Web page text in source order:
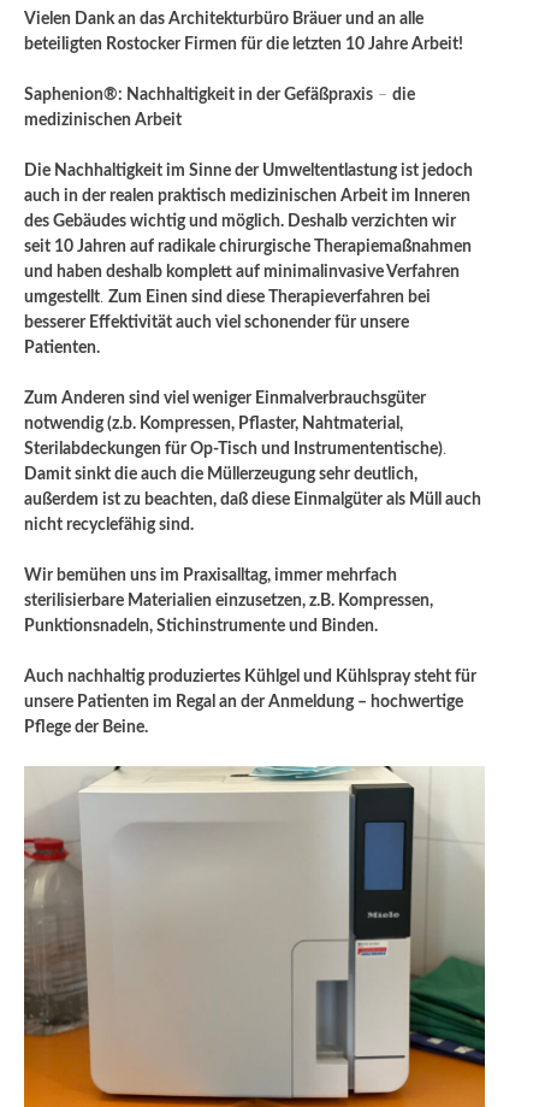
Vielen Dank an das Architekturbüro Bräuer und an alle
beteiligten Rostocker Firmen für die letzten 10 Jahre Arbeit!
Saphenion®: Nachhaltigkeit in der Gefäßpraxis – die
medizinischen Arbeit
Die Nachhaltigkeit im Sinne der Umweltentlastung ist jedoch
auch in der realen praktisch medizinischen Arbeit im Inneren
des Gebäudes wichtig und möglich. Deshalb verzichten wir
seit 10 Jahren auf radikale chirurgische Therapiemaßnahmen
und haben deshalb komplett auf minimalinvasive Verfahren
umgestellt. Zum Einen sind diese Therapieverfahren bei
besserer Effektivität auch viel schonender für unsere
Patienten.
Zum Anderen sind viel weniger Einmalverbrauchsgüter
notwendig (z.b. Kompressen, Pflaster, Nahtmaterial,
Sterilabdeckungen für Op-Tisch und Instrumententische).
Damit sinkt die auch die Müllerzeugung sehr deutlich,
außerdem ist zu beachten, daß diese Einmalgüter als Müll auch
nicht recyclefähig sind.
Wir bemühen uns im Praxisalltag, immer mehrfach
sterilisierbare Materialien einzusetzen, z.B. Kompressen,
Punktionsnadeln, Stichinstrumente und Binden.
Auch nachhaltig produziertes Kühlgel und Kühlspray steht für
unsere Patienten im Regal an der Anmeldung – hochwertige
Pflege der Beine.